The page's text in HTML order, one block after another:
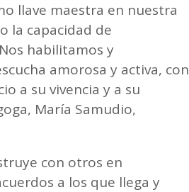
llave maestra en nuestra
la capacidad de
habilitamos y
amorosa y activa, con
a su vivencia y a su
María Samudio,
con otros en
a los que llega y